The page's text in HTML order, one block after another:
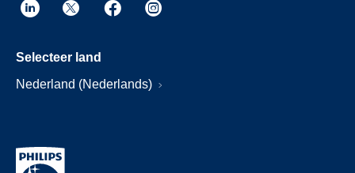
Selecteer land
Nederland (Nederlands)